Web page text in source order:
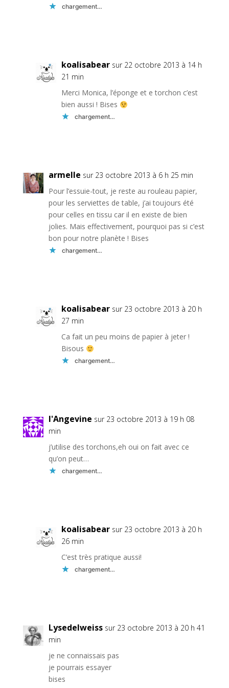
chargement…
koalisabear sur 22 octobre 2013 à 14 h
21 min
Merci Monica, l’éponge et e torchon c’est
bien aussi ! Bises
chargement…
armelle sur 23 octobre 2013 à 6 h 25 min
Pour l’essuie-tout, je reste au rouleau papier,
pour les serviettes de table, j’ai toujours été
pour celles en tissu car il en existe de bien
jolies. Mais effectivement, pourquoi pas si c’est
bon pour notre planète ! Bises
chargement…
koalisabear sur 23 octobre 2013 à 20 h
27 min
Ca fait un peu moins de papier à jeter !
Bisous
chargement…
l'Angevine sur 23 octobre 2013 à 19 h 08
min
j’utilise des torchons,eh oui on fait avec ce
qu’on peut…
chargement…
koalisabear sur 23 octobre 2013 à 20 h
26 min
C’est très pratique aussi!
chargement…
Lysedelweiss sur 23 octobre 2013 à 20 h 41
min
je ne connaissais pas
je pourrais essayer
bises